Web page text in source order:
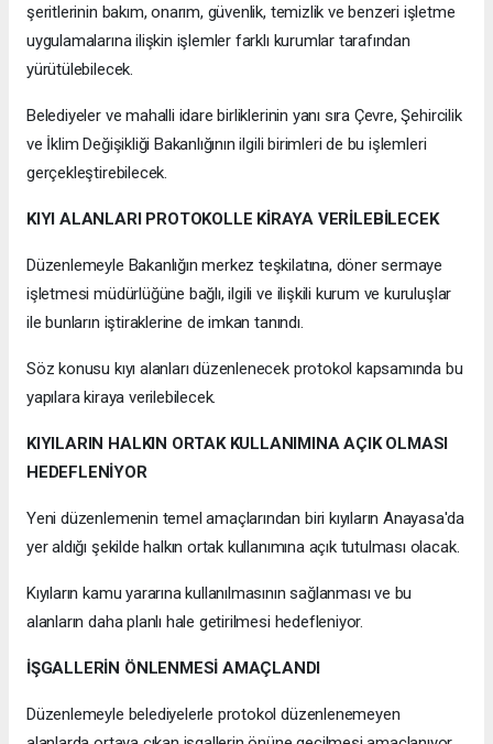
şeritlerinin bakım, onarım, güvenlik, temizlik ve benzeri işletme
uygulamalarına ilişkin işlemler farklı kurumlar tarafından
yürütülebilecek.
Belediyeler ve mahalli idare birliklerinin yanı sıra Çevre, Şehircilik
ve İklim Değişikliği Bakanlığının ilgili birimleri de bu işlemleri
gerçekleştirebilecek.
KIYI ALANLARI PROTOKOLLE KİRAYA VERİLEBİLECEK
Düzenlemeyle Bakanlığın merkez teşkilatına, döner sermaye
işletmesi müdürlüğüne bağlı, ilgili ve ilişkili kurum ve kuruluşlar
ile bunların iştiraklerine de imkan tanındı.
Söz konusu kıyı alanları düzenlenecek protokol kapsamında bu
yapılara kiraya verilebilecek.
KIYILARIN HALKIN ORTAK KULLANIMINA AÇIK OLMASI
HEDEFLENİYOR
Yeni düzenlemenin temel amaçlarından biri kıyıların Anayasa'da
yer aldığı şekilde halkın ortak kullanımına açık tutulması olacak.
Kıyıların kamu yararına kullanılmasının sağlanması ve bu
alanların daha planlı hale getirilmesi hedefleniyor.
İŞGALLERİN ÖNLENMESİ AMAÇLANDI
Düzenlemeyle belediyelerle protokol düzenlenemeyen